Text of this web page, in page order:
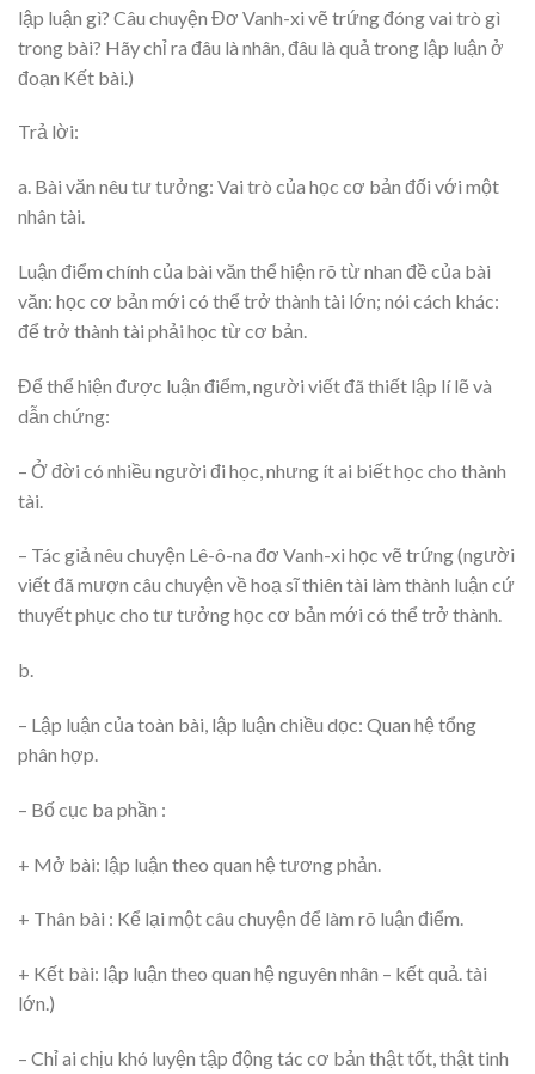
lập luận gì? Câu chuyện Đơ Vanh-xi vẽ trứng đóng vai trò gì
trong bài? Hãy chỉ ra đâu là nhân, đâu là quả trong lập luận ở
đoạn Kết bài.)
Trả lời:
a. Bài văn nêu tư tưởng: Vai trò của học cơ bản đối với một
nhân tài.
Luận điểm chính của bài văn thể hiện rõ từ nhan đề của bài
văn: học cơ bản mới có thể trở thành tài lớn; nói cách khác:
để trở thành tài phải học từ cơ bản.
Để thể hiện được luận điểm, người viết đã thiết lập lí lẽ và
dẫn chứng:
– Ở đời có nhiều người đi học, nhưng ít ai biết học cho thành
tài.
– Tác giả nêu chuyện Lê-ô-na đơ Vanh-xi học vẽ trứng (người
viết đã mượn câu chuyện về hoạ sĩ thiên tài làm thành luận cứ
thuyết phục cho tư tưởng học cơ bản mới có thể trở thành.
b.
– Lập luận của toàn bài, lập luận chiều dọc: Quan hệ tổng
phân hợp.
– Bố cục ba phần :
+ Mở bài: lập luận theo quan hệ tương phản.
+ Thân bài : Kể lại một câu chuyện để làm rõ luận điểm.
+ Kết bài: lập luận theo quan hệ nguyên nhân – kết quả. tài
lớn.)
– Chỉ ai chịu khó luyện tập động tác cơ bản thật tốt, thật tinh